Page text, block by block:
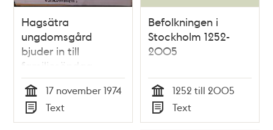
Hagsätra
ungdomsgård
bjuder in till
familjesöndag –
1974
Tid
17 november 1974
Typ
Text
Befolkningen i
Stockholm 1252-
2005
Tid
1252 till 2005
Typ
Text